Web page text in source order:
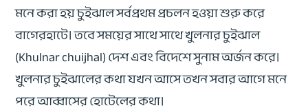
মনে করা হয় চুইঝাল সর্বপ্রথম প্রচলন হওয়া শুরু করে
বাগেরহাটে। তবে সময়ের সাথে সাথে খুলনার চুইঝাল
(Khulnar chuijhal) দেশ এবং বিদেশে সুনাম অর্জন করে।
খুলনার চুইঝালের কথা যখন আসে তখন সবার আগে মনে
পরে আব্বাসের হোটেলের কথা।